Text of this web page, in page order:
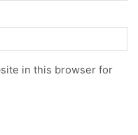
in this browser for